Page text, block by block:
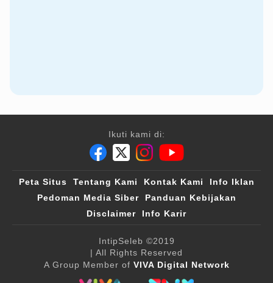
Ikuti kami di:
Peta Situs Tentang Kami Kontak Kami
Info Iklan
Pedoman Media Siber
Panduan Kebijakan
Disclaimer
Info Karir
IntipSeleb ©2019
| All Rights Reserved
A Group Member of VIVA Digital Network